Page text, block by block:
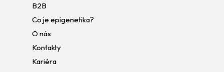
B2B
Co je epigenetika?
O nás
Kontakty
Kariéra